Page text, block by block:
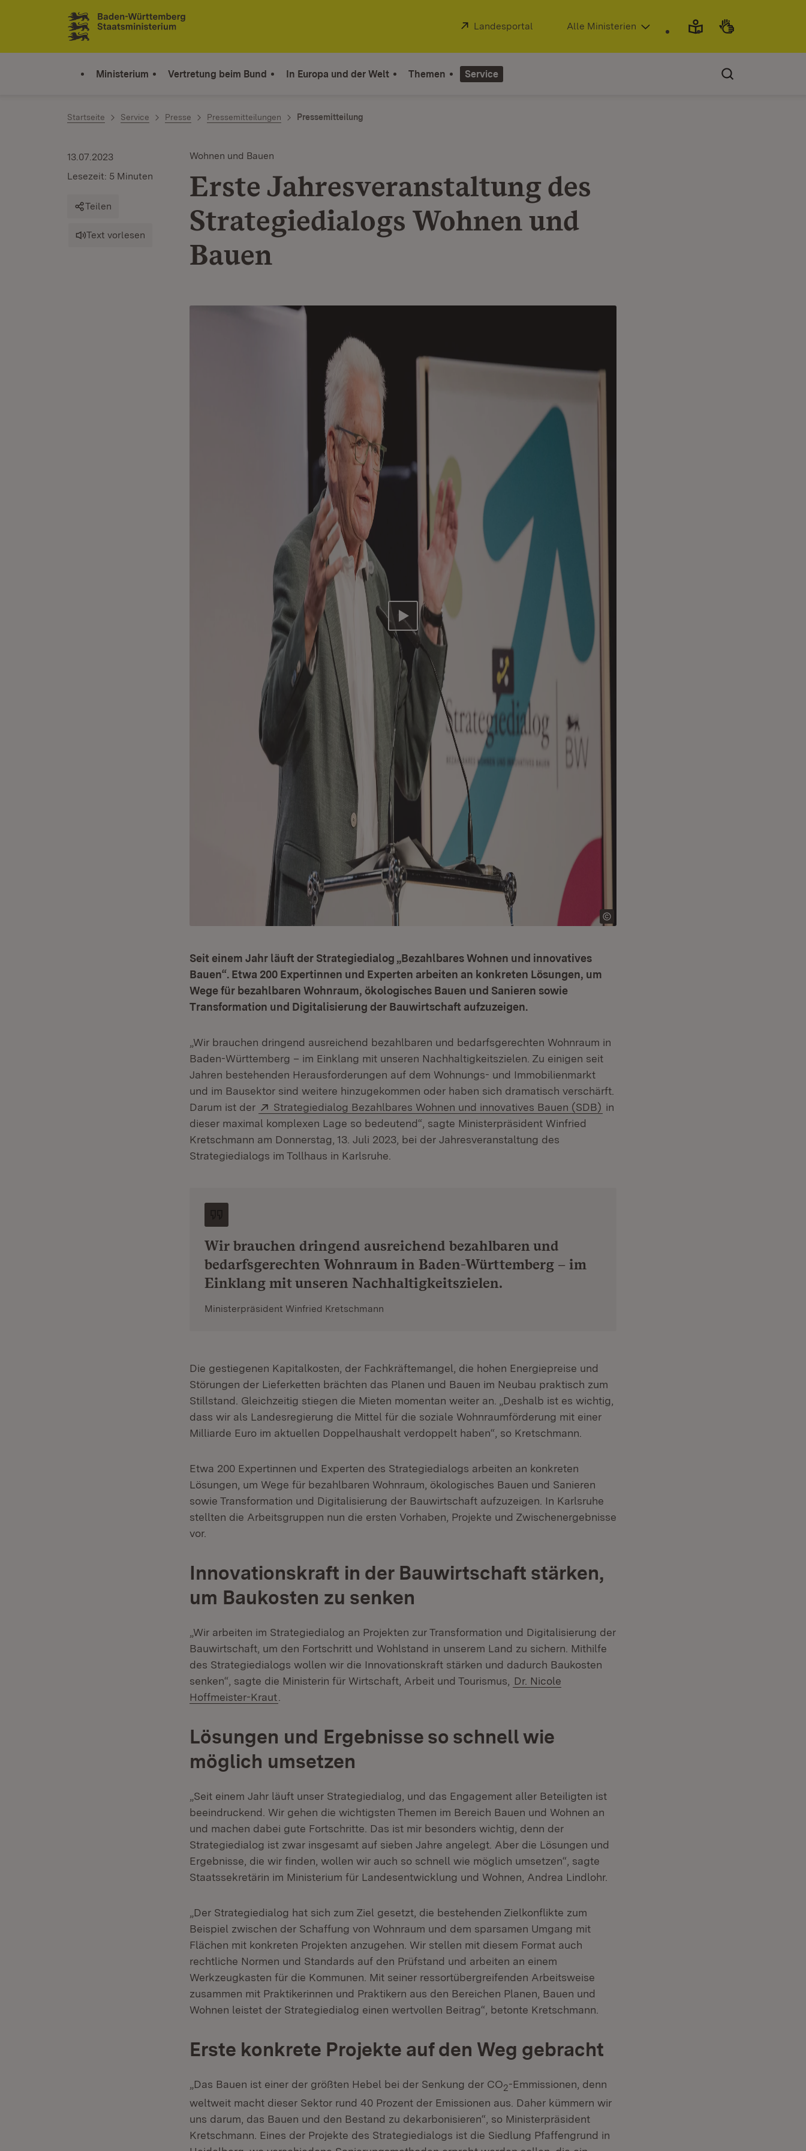
Zum Inhalt springen
Link zur Startseite
Extern:
Landesportal (Öffnet in neuem Fenster)
Alle Ministerien
Ministerium Vertretung beim Bund In Europa und der Welt Themen Service
Startseite Service Presse Pressemitteilungen Pressemitteilung
Wohnen und Bauen
Erste Jahresveranstaltung des
Strategiedialogs Wohnen und
Bauen
13.07.2023
Lesezeit: 5 Minuten
Teilen
Text vorlesen
Video abspielen
Seit einem Jahr läuft der Strategiedialog „Bezahlbares Wohnen und innovatives
Bauen“. Etwa 200 Expertinnen und Experten arbeiten an konkreten Lösungen, um
Wege für bezahlbaren Wohnraum, ökologisches Bauen und Sanieren sowie
Transformation und Digitalisierung der Bauwirtschaft aufzuzeigen.
„Wir brauchen dringend ausreichend bezahlbaren und bedarfsgerechten Wohnraum in
Baden-Württemberg – im Einklang mit unseren Nachhaltigkeitszielen. Zu einigen seit
Jahren bestehenden Herausforderungen auf dem Wohnungs- und Immobilienmarkt
und im Bausektor sind weitere hinzugekommen oder haben sich dramatisch verschärft.
Darum ist der
Extern:
Strategiedialog Bezahlbares Wohnen und innovatives Bauen (SDB) (Öffnet in neuem Fenster)
in
dieser maximal komplexen Lage so bedeutend“, sagte Ministerpräsident Winfried
Kretschmann am Donnerstag, 13. Juli 2023, bei der Jahresveranstaltung des
Strategiedialogs im Tollhaus in Karlsruhe.
Wir brauchen dringend ausreichend bezahlbaren und
bedarfsgerechten Wohnraum in Baden-Württemberg – im
Einklang mit unseren Nachhaltigkeitszielen.
Ministerpräsident Winfried Kretschmann
Die gestiegenen Kapitalkosten, der Fachkräftemangel, die hohen Energiepreise und
Störungen der Lieferketten brächten das Planen und Bauen im Neubau praktisch zum
Stillstand. Gleichzeitig stiegen die Mieten momentan weiter an. „Deshalb ist es wichtig,
dass wir als Landesregierung die Mittel für die soziale Wohnraumförderung mit einer
Milliarde Euro im aktuellen Doppelhaushalt verdoppelt haben“, so Kretschmann.
Etwa 200 Expertinnen und Experten des Strategiedialogs arbeiten an konkreten
Lösungen, um Wege für bezahlbaren Wohnraum, ökologisches Bauen und Sanieren
sowie Transformation und Digitalisierung der Bauwirtschaft aufzuzeigen. In Karlsruhe
stellten die Arbeitsgruppen nun die ersten Vorhaben, Projekte und Zwischenergebnisse
vor.
Innovationskraft in der Bauwirtschaft stärken,
um Baukosten zu senken
„Wir arbeiten im Strategiedialog an Projekten zur Transformation und Digitalisierung der
Bauwirtschaft, um den Fortschritt und Wohlstand in unserem Land zu sichern. Mithilfe
des Strategiedialogs wollen wir die Innovationskraft stärken und dadurch Baukosten
senken“, sagte die Ministerin für Wirtschaft, Arbeit und Tourismus,
Dr. Nicole
Hoffmeister-Kraut
Lösungen und Ergebnisse so schnell wie
möglich umsetzen
„Seit einem Jahr läuft unser Strategiedialog, und das Engagement aller Beteiligten ist
beeindruckend. Wir gehen die wichtigsten Themen im Bereich Bauen und Wohnen an
und machen dabei gute Fortschritte. Das ist mir besonders wichtig, denn der
Strategiedialog ist zwar insgesamt auf sieben Jahre angelegt. Aber die Lösungen und
Ergebnisse, die wir finden, wollen wir auch so schnell wie möglich umsetzen“, sagte
Staatssekretärin im Ministerium für Landesentwicklung und Wohnen, Andrea Lindlohr.
„Der Strategiedialog hat sich zum Ziel gesetzt, die bestehenden Zielkonflikte zum
Beispiel zwischen der Schaffung von Wohnraum und dem sparsamen Umgang mit
Flächen mit konkreten Projekten anzugehen. Wir stellen mit diesem Format auch
rechtliche Normen und Standards auf den Prüfstand und arbeiten an einem
Werkzeugkasten für die Kommunen. Mit seiner ressortübergreifenden Arbeitsweise
zusammen mit Praktikerinnen und Praktikern aus den Bereichen Planen, Bauen und
Wohnen leistet der Strategiedialog einen wertvollen Beitrag“, betonte Kretschmann.
Erste konkrete Projekte auf den Weg gebracht
„Das Bauen ist einer der größten Hebel bei der Senkung der CO2-Emmissionen, denn
weltweit macht dieser Sektor rund 40 Prozent der Emissionen aus. Daher kümmern wir
uns darum, das Bauen und den Bestand zu dekarbonisieren“, so Ministerpräsident
Kretschmann. Eines der Projekte des Strategiedialogs ist die Siedlung Pfaffengrund in